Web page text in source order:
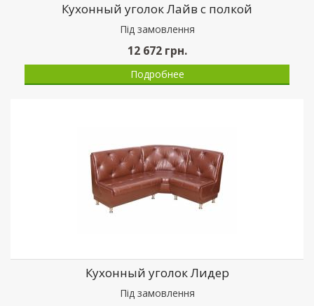
Кухонный уголок Лайв с полкой
Пiд замовлення
12 672грн.
Подробнее
Кухонный уголок Лидер
Пiд замовлення